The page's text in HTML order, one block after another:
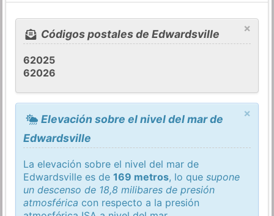
×
Códigos postales de Edwardsville
62025
62026
×
Elevación sobre el nivel del mar de
Edwardsville
La elevación sobre el nivel del mar de
Edwardsville es de169 metros, lo quesupone
un descenso de 18,8 milibares de presión
atmosférica con respecto a la presión